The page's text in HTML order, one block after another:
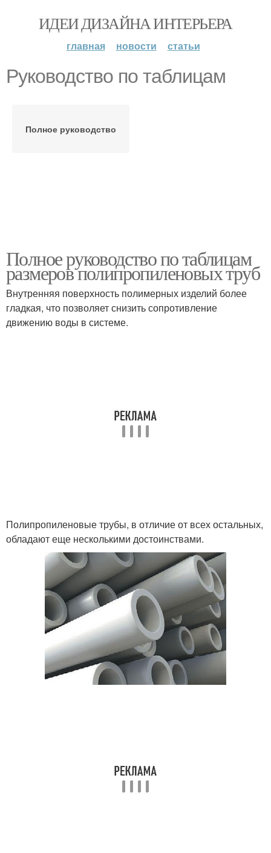
ИДЕИ ДИЗАЙНА ИНТЕРЬЕРА
главная новости статьи
Руководство по таблицам
Полное руководство
Полное руководство по таблицам
размеров полипропиленовых труб
Внутренняя поверхность полимерных изделий более
гладкая, что позволяет снизить сопротивление
движению воды в системе.
Полипропиленовые трубы, в отличие от всех остальных,
обладают еще несколькими достоинствами.